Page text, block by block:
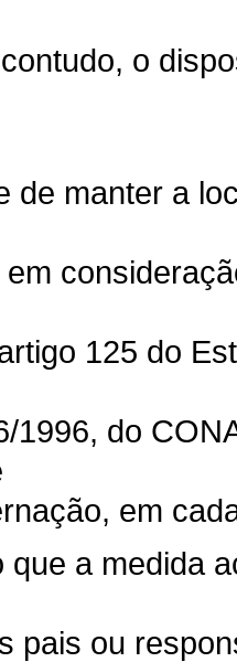
o
de manter a
125 do
1996, do
em
que a medida
pais ou